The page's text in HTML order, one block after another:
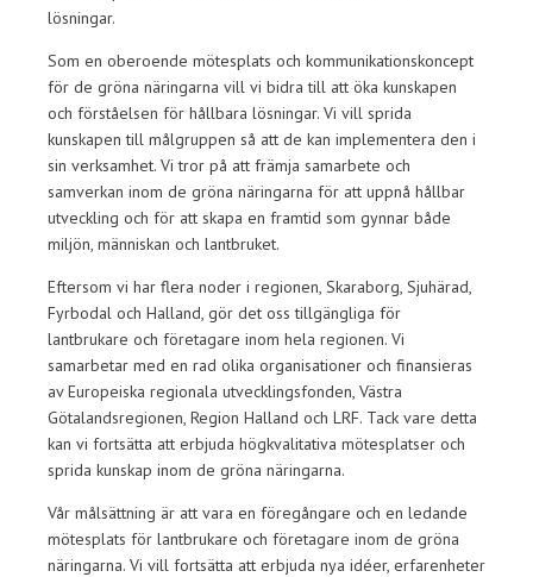
lösningar.
Som en oberoende mötesplats och kommunikationskoncept
för de gröna näringarna vill vi bidra till att öka kunskapen
och förståelsen för hållbara lösningar. Vi vill sprida
kunskapen till målgruppen så att de kan implementera den i
sin verksamhet. Vi tror på att främja samarbete och
samverkan inom de gröna näringarna för att uppnå hållbar
utveckling och för att skapa en framtid som gynnar både
miljön, människan och lantbruket.
Eftersom vi har flera noder i regionen, Skaraborg, Sjuhärad,
Fyrbodal och Halland, gör det oss tillgängliga för
lantbrukare och företagare inom hela regionen. Vi
samarbetar med en rad olika organisationer och finansieras
av Europeiska regionala utvecklingsfonden, Västra
Götalandsregionen, Region Halland och LRF. Tack vare detta
kan vi fortsätta att erbjuda högkvalitativa mötesplatser och
sprida kunskap inom de gröna näringarna.
Vår målsättning är att vara en föregångare och en ledande
mötesplats för lantbrukare och företagare inom de gröna
näringarna. Vi vill fortsätta att erbjuda nya idéer, erfarenheter